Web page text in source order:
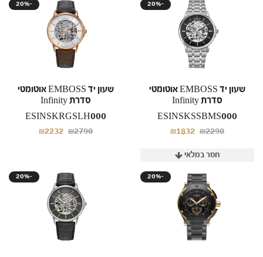
20%-
שעון יד EMBOSS אוטומטי
סדרת Infinity
ESINSKRGSLH000
₪2232 ₪2790
20%-
שעון יד EMBOSS אוטומטי
סדרת Infinity
ESINSKSSBMS000
₪1832 ₪2290
20%-
חסר במלאי
20%-